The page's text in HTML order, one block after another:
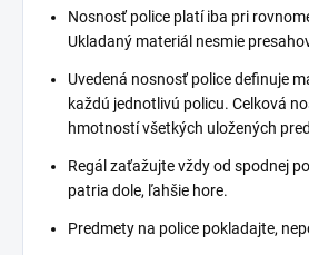
Nosnosť police platí iba pri
Ukladaný materiál nesmie
Uvedená nosnosť police definuje
každú jednotlivú policu. Celková
hmotností všetkých uložených
Regál zaťažujte vždy od spodnej
patria dole, ľahšie hore.
Predmety na police pokladajte,